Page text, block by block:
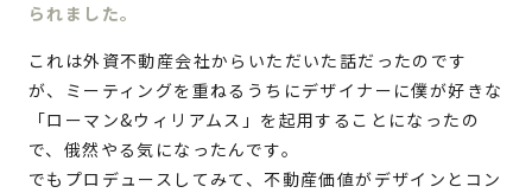
られました。
これは外資不動産会社からいただいた話だったのです
が、ミーティングを重ねるうちにデザイナーに僕が好きな
「ローマン&ウィリアムス」を起用することになったの
で、俄然やる気になったんです。
でもプロデュースしてみて、不動産価値がデザインとコン